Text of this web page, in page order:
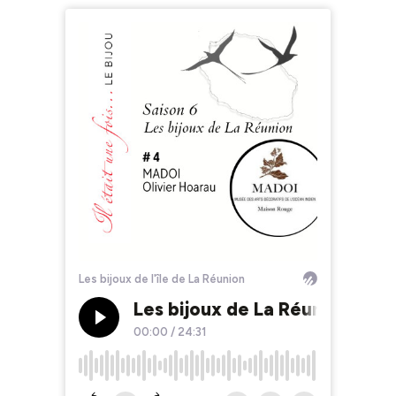
Les bijoux de l'île de La Réunion
Les bijoux de La Réunion #4
00:00 / 24:31